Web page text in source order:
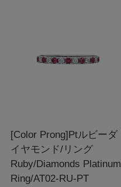
[Color Prong]Ptルビーダ
イヤモンド/リング
Ruby/Diamonds Platinum
Ring/AT02-RU-PT